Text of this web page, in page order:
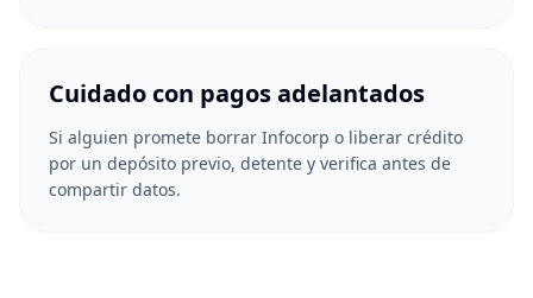
Cuidado con pagos adelantados
Si alguien promete borrar Infocorp o liberar crédito
por un depósito previo, detente y verifica antes de
compartir datos.